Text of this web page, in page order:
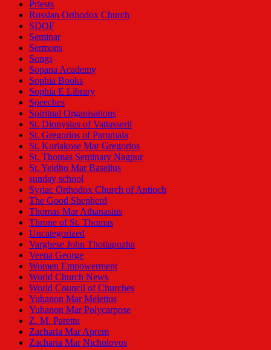
Priests
Russian Orthodox Church
SDOF
Seminar
Sermons
Songs
Sopana Academy
Sophia Books
Sophia E Library
Speeches
Spiritual Organisations
St. Dionysius of Vattasseril
St. Gregorios of Parumala
St. Kuriakose Mar Gregorios
St. Thomas Seminary Nagpur
St. Yeldho Mar Baselius
sunday school
Syriac Orthodox Church of Antioch
The Good Shepherd
Thomas Mar Athanasius
Throne of St. Thomas
Uncategorized
Varghese John Thottapuzha
Veena George
Women Empowerment
World Church News
World Council of Churches
Yuhanon Mar Meletius
Yuhanon Mar Polycarpose
Z. M. Parettu
Zacharia Mar Aprem
Zacharia Mar Nicholovos